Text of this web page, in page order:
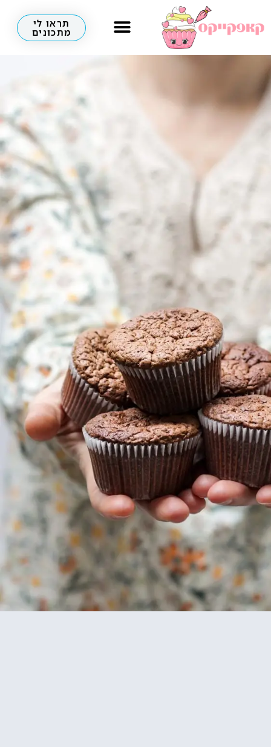
תראו לי
מתכונים